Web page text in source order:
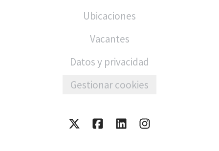
Ubicaciones
Vacantes
Datos y privacidad
Gestionar cookies